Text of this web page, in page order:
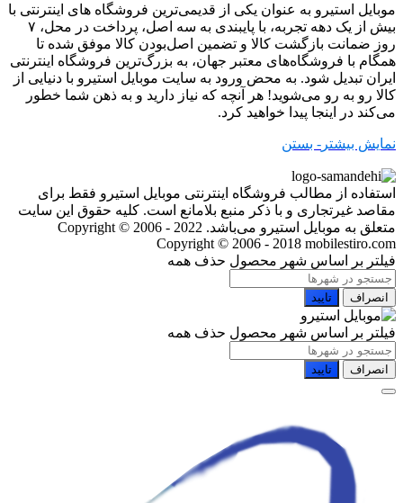
موبایل استیرو به عنوان یکی از قدیمی‌ترین فروشگاه های اینترنتی با
بیش از یک دهه تجربه، با پایبندی به سه اصل، پرداخت در محل، ۷
روز ضمانت بازگشت کالا و تضمین اصل‌بودن کالا موفق شده تا
همگام با فروشگاه‌های معتبر جهان، به بزرگ‌ترین فروشگاه اینترنتی
ایران تبدیل شود. به محض ورود به سایت موبایل استیرو با دنیایی از
کالا رو به رو می‌شوید! هر آنچه که نیاز دارید و به ذهن شما خطور
می‌کند در اینجا پیدا خواهید کرد.
نمایش بیشتر - بستن
استفاده از مطالب فروشگاه اینترنتی موبایل استیرو فقط برای
مقاصد غیرتجاری و با ذکر منبع بلامانع است. کلیه حقوق این سایت
متعلق به موبایل استیرو می‌باشد. Copyright © 2006 - 2022
Copyright © 2006 - 2018 mobilestiro.com
فیلتر بر اساس شهر محصول حذف همه
انصراف تایید
فیلتر بر اساس شهر محصول حذف همه
انصراف تایید